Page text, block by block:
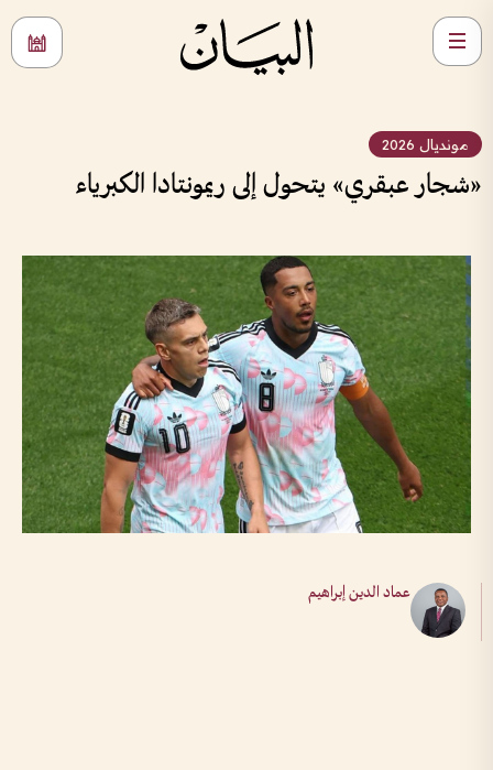
مونديال 2026
«شجار عبقري» يتحول إلى ريمونتادا الكبرياء
عماد الدين إبراهيم